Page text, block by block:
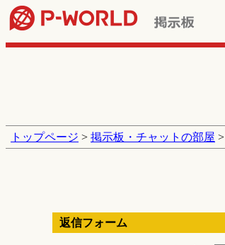
トップページ > 掲示板・チャットの部屋 >
返信フォーム